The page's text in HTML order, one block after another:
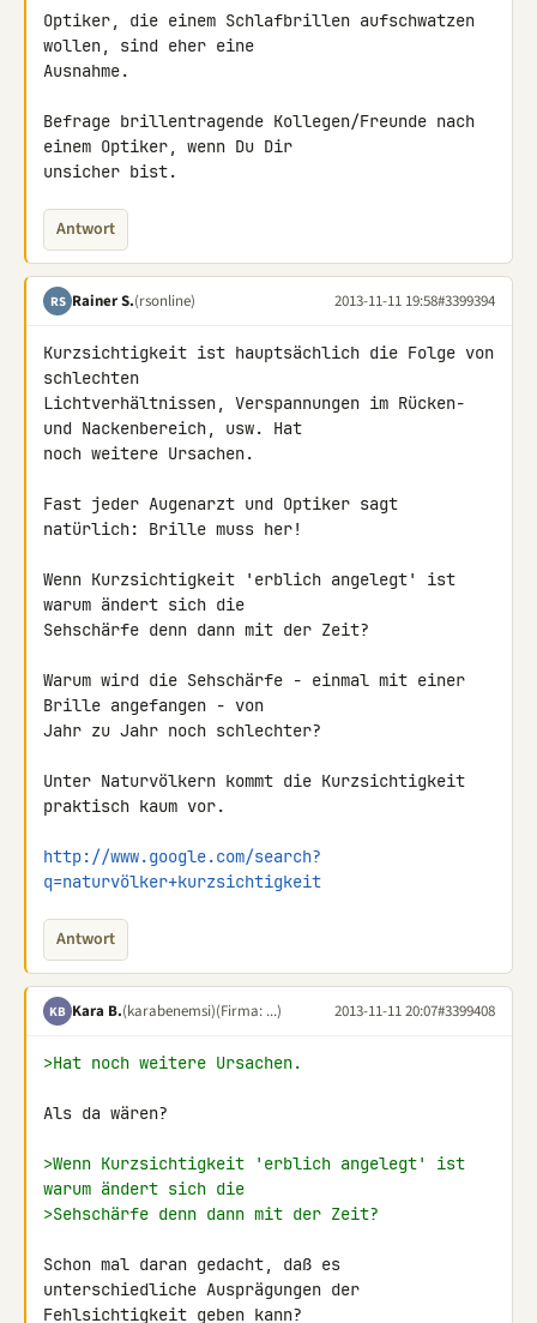
Optiker, die einem Schlafbrillen aufschwatzen
wollen, sind eher eine
Ausnahme.
Befrage brillentragende Kollegen/Freunde nach
einem Optiker, wenn Du Dir
unsicher bist.
Antwort
RS Rainer S.(rsonline) 2013-11-11 19:58#3399394
Kurzsichtigkeit ist hauptsächlich die Folge von
schlechten
Lichtverhältnissen, Verspannungen im Rücken-
und Nackenbereich, usw. Hat
noch weitere Ursachen.
Fast jeder Augenarzt und Optiker sagt
natürlich: Brille muss her!
Wenn Kurzsichtigkeit 'erblich angelegt' ist
warum ändert sich die
Sehschärfe denn dann mit der Zeit?
Warum wird die Sehschärfe - einmal mit einer
Brille angefangen - von
Jahr zu Jahr noch schlechter?
Unter Naturvölkern kommt die Kurzsichtigkeit
praktisch kaum vor.
http://www.google.com/search?
q=naturvölker+kurzsichtigkeit
Antwort
KB Kara B.(karabenemsi)(Firma: ...) 2013-11-11 20:07#3399408
>Hat noch weitere Ursachen.
Als da wären?
>Wenn Kurzsichtigkeit 'erblich angelegt' ist
warum ändert sich die
>Sehschärfe denn dann mit der Zeit?
Schon mal daran gedacht, daß es
unterschiedliche Ausprägungen der
Fehlsichtigkeit geben kann?